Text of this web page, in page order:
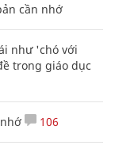
cần nhớ
như 'chó với
trong giáo dục
106